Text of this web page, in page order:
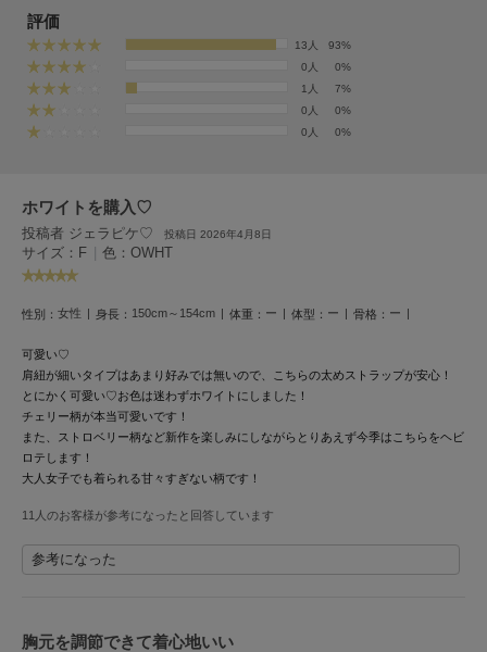
FRAY I.D
フレイアイディー
FURFUR
ファーファー
GELATO PIQUE CAT&DOG
ジェラート ピケ キャットアンドドッグ
ジェラート ピケ スリープ
GRAMICCI
グラミチ
Henon.
へノン
HUNTER
HOKA ONEONE
評価
13人
93%
0人
0%
1人
7%
0人
0%
0人
0%
ホワイトを購入♡
投稿者 ジェラピケ♡ 投稿日 2026年4月8日
サイズ：F | 色：OWHT
性別： 女性 身長： 150cm～154cm 体重： ー 体型： ー 骨格： ー
可愛い♡
肩紐が細いタイプはあまり好みでは無いので、こちらの太めストラップが安心！
とにかく可愛い♡お色は迷わずホワイトにしました！
チェリー柄が本当可愛いです！
また、ストロベリー柄など新作を楽しみにしながらとりあえず今季はこちらをヘビ
ロテします！
大人女子でも着られる甘々すぎない柄です！
11人のお客様が参考になったと回答しています
参考になった
胸元を調節できて着心地いい